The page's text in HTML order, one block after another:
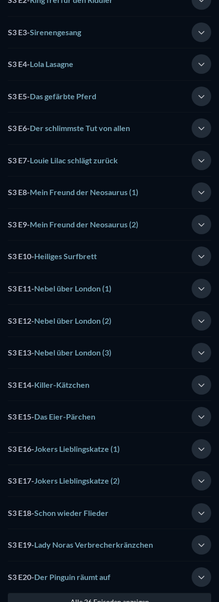
S3 E3-Sirenengesang
S3 E4-Lola Lasagne
S3 E5-Das gefärbte Pferd
S3 E6-Der schlimmste Tut von allen
S3 E7-Louie Lilac schlägt zurück
S3 E8-Mein Freund der Neosaurus (1)
S3 E9-Mein Freund der Neosaurus (2)
S3 E10-Heiliges Surfbrett
S3 E11-Nebel über London (1)
S3 E12-Nebel über London (2)
S3 E13-Nebel über London (3)
S3 E14-Killer-Kätzchen
S3 E15-Das Eier-Pärchen
S3 E16- Jokers Lieblingskatze (1)
S3 E17-Jokers Lieblingskatze (2)
S3 E18-Schon wieder Flieder
S3 E19-Lady Noras Verbrecherkränzchen
S3 E20-Der Pinguin räumt auf